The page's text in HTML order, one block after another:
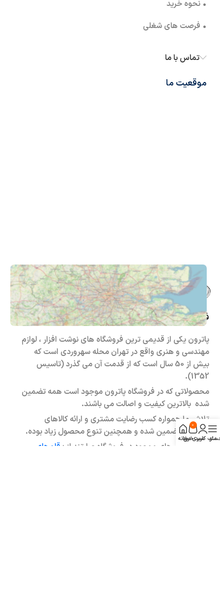
• نحوه خرید
• فرصت های شغلی
تماس با ما
موقعیت ما
فروشگاه حضوری – اینترنتی پاترون
پاترون یکی از قدیمی ترین فروشگاه های نوشت افزار ، لوازم
مهندسی و هنری واقع در تهران محله سهروردی است که
بیش از 50 سال است که از قدمت آن می گذرد (تاسیس
1352).
محصولاتی که در فروشگاه پاترون موجود است همه تضمین
شده بالاترین کیفیت و اصالت می باشند.
تلاش ما همواره کسب رضایت مشتری و ارائه کالاهای
شرکتی و تضمین شده و همچنین تنوع محصول زیاد بوده.
دسته بندی های موجود در فروشگاه عبارتند از : قلم‌های
منوکاربری من
0
سبد خریدخانه